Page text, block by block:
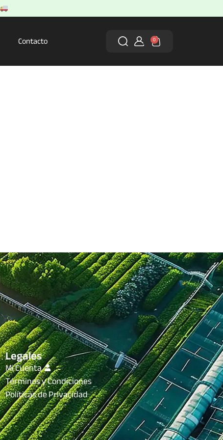
Contacto 0
Legales
Mi Cuenta
Términos y Condiciones
Políticas de Privacidad